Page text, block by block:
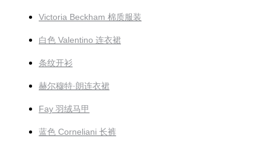
Victoria Beckham 棉质服装
白色 Valentino 连衣裙
条纹开衫
赫尔穆特·朗连衣裙
Fay 羽绒马甲
蓝色 Corneliani 长裤